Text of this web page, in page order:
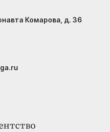
Комарова, д. 36